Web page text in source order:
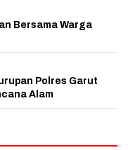
Bersama Warga
Polres Garut
Alam